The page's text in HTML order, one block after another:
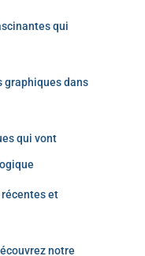
qui
graphiques dans
qui vont
et
notre